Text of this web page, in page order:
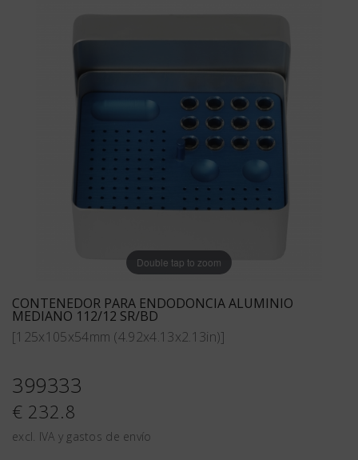
Double tap to zoom
CONTENEDOR PARA ENDODONCIA ALUMINIO
MEDIANO 112/12 SR/BD
[125x105x54mm (4.92x4.13x2.13in)]
399333
€ 232.8
excl. IVA y gastos de envío